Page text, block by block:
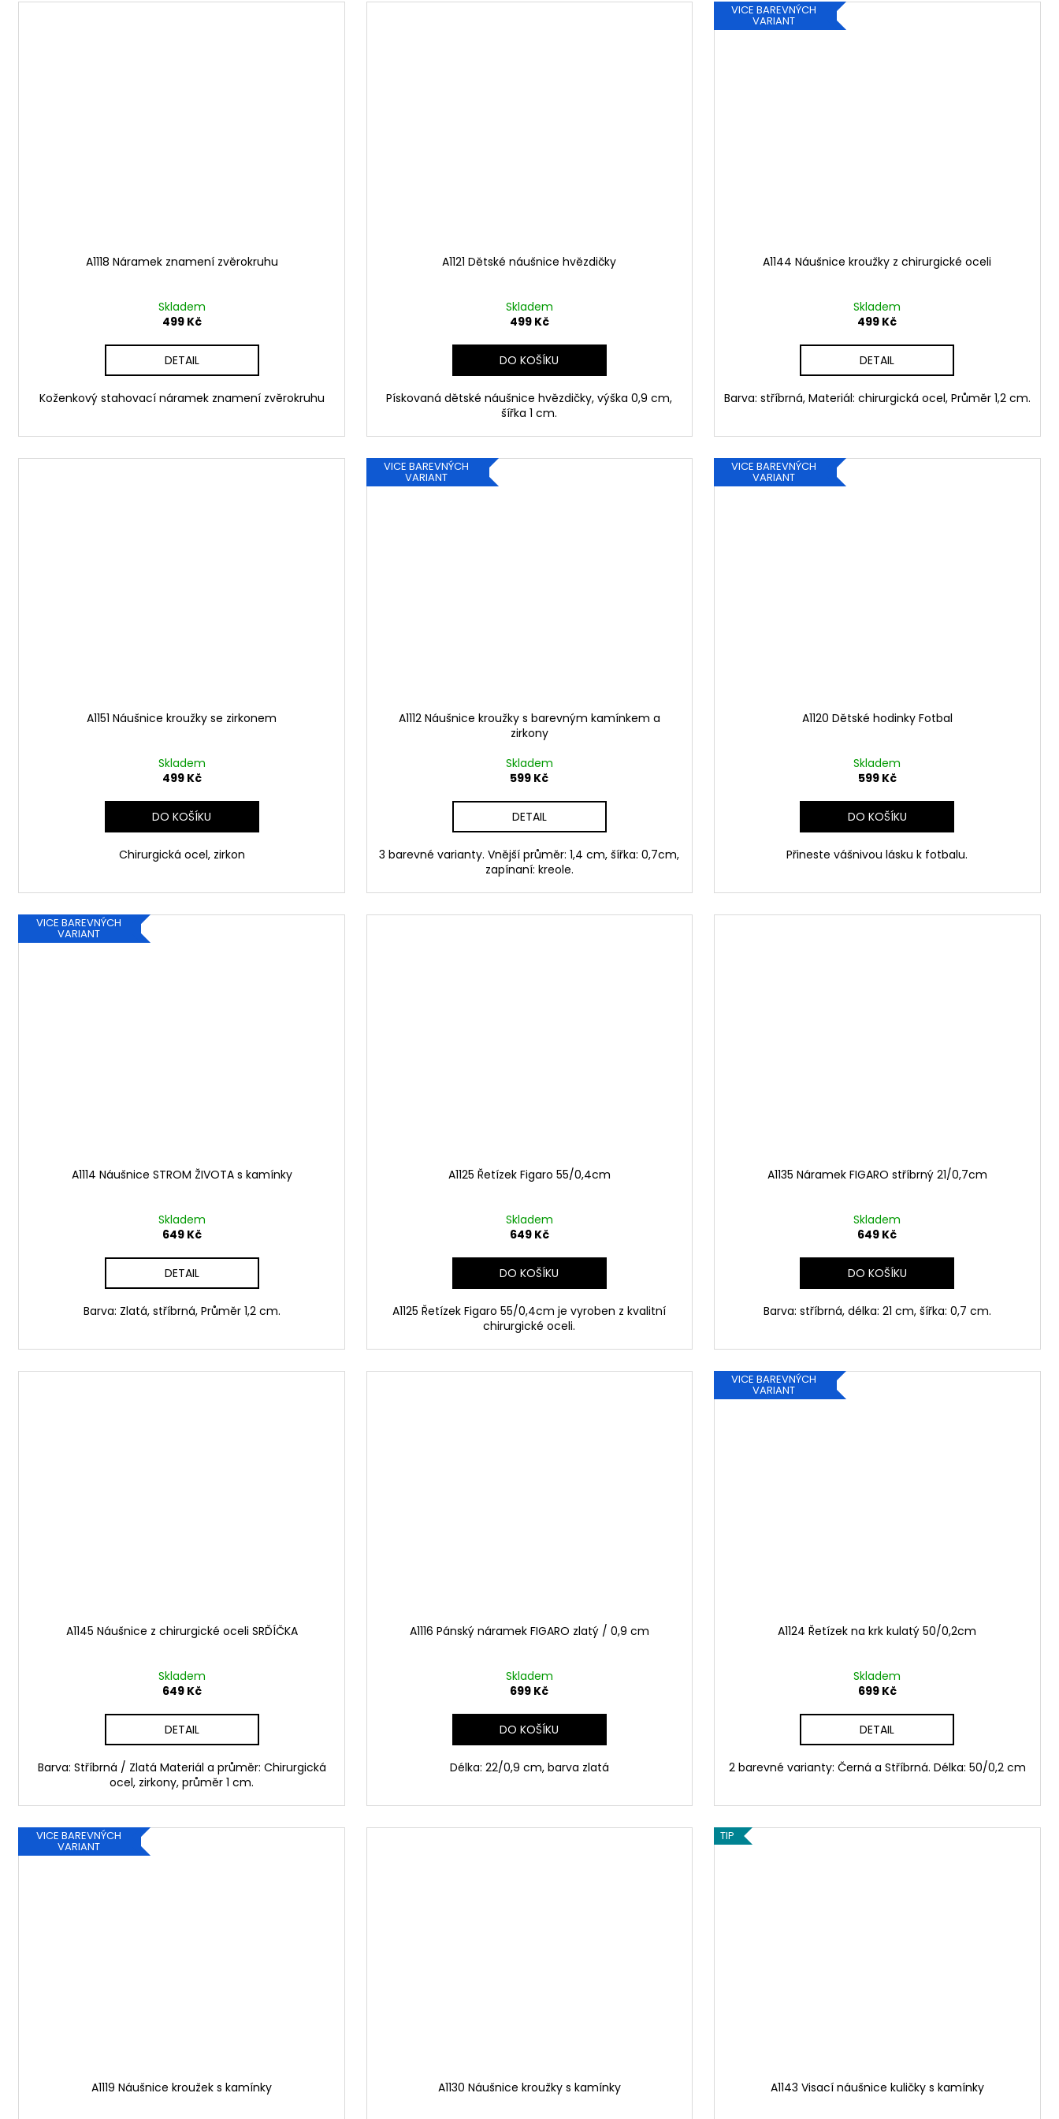
A1118 Náramek znamení zvěrokruhu
Skladem
499 Kč
DETAIL
Koženkový stahovací náramek znamení zvěrokruhu
A1121 Dětské náušnice hvězdičky
Skladem
499 Kč
DO KOŠÍKU
Pískovaná dětské náušnice hvězdičky, výška 0,9 cm,
šířka 1 cm.
VICE BAREVNÝCH
VARIANT
A1144 Náušnice kroužky z chirurgické oceli
Skladem
499 Kč
DETAIL
Barva: stříbrná, Materiál: chirurgická ocel, Průměr 1,2 cm.
A1151 Náušnice kroužky se zirkonem
Skladem
499 Kč
DO KOŠÍKU
Chirurgická ocel, zirkon
VICE BAREVNÝCH
VARIANT
A1112 Náušnice kroužky s barevným kamínkem a
zirkony
Skladem
599 Kč
DETAIL
3 barevné varianty. Vnější průměr: 1,4 cm, šířka: 0,7cm,
zapínaní: kreole.
VICE BAREVNÝCH
VARIANT
A1120 Dětské hodinky Fotbal
Skladem
599 Kč
DO KOŠÍKU
Přineste vášnivou lásku k fotbalu.
VICE BAREVNÝCH
VARIANT
A1114 Náušnice STROM ŽIVOTA s kamínky
Skladem
649 Kč
DETAIL
Barva: Zlatá, stříbrná, Průměr 1,2 cm.
A1125 Řetízek Figaro 55/0,4cm
Skladem
649 Kč
DO KOŠÍKU
A1125 Řetízek Figaro 55/0,4cm je vyroben z kvalitní
chirurgické oceli.
A1135 Náramek FIGARO stříbrný 21/0,7cm
Skladem
649 Kč
DO KOŠÍKU
Barva: stříbrná, délka: 21 cm, šířka: 0,7 cm.
A1145 Náušnice z chirurgické oceli SRĎÍČKA
Skladem
649 Kč
DETAIL
Barva: Stříbrná / Zlatá Materiál a průměr: Chirurgická
ocel, zirkony, průměr 1 cm.
A1116 Pánský náramek FIGARO zlatý / 0,9 cm
Skladem
699 Kč
DO KOŠÍKU
Délka: 22/0,9 cm, barva zlatá
VICE BAREVNÝCH
VARIANT
A1124 Řetízek na krk kulatý 50/0,2cm
Skladem
699 Kč
DETAIL
2 barevné varianty: Černá a Stříbrná. Délka: 50/0,2 cm
VICE BAREVNÝCH
VARIANT
A1119 Náušnice kroužek s kamínky A1130 Náušnice kroužky s kamínky
TIP
A1143 Visací náušnice kuličky s kamínky